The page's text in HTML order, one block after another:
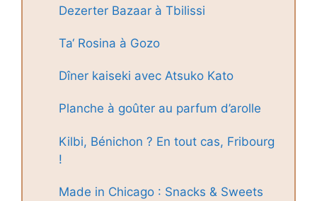
Dezerter Bazaar à Tbilissi
Ta‘ Rosina à Gozo
Dîner kaiseki avec Atsuko Kato
Planche à goûter au parfum d’arolle
Kilbi, Bénichon ? En tout cas, Fribourg
!
Made in Chicago : Snacks & Sweets